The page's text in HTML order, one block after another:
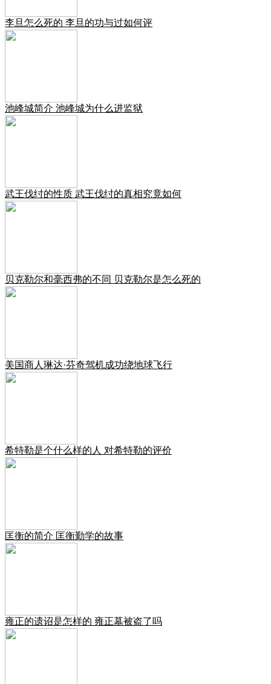
李旦怎么死的 李旦的功与过如何评
池峰城简介 池峰城为什么进监狱
武王伐纣的性质 武王伐纣的真相究竟如何
贝克勒尔和毫西弗的不同 贝克勒尔是怎么死的
美国商人琳达·芬奇驾机成功绕地球飞行
希特勒是个什么样的人 对希特勒的评价
匡衡的简介 匡衡勤学的故事
雍正的遗诏是怎样的 雍正墓被盗了吗